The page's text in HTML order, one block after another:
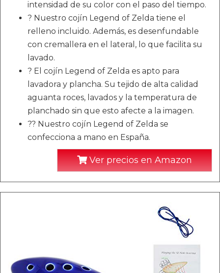
intensidad de su color con el paso del tiempo.
? Nuestro cojín Legend of Zelda tiene el
relleno incluido. Además, es desenfundable
con cremallera en el lateral, lo que facilita su
lavado.
? El cojín Legend of Zelda es apto para
lavadora y plancha. Su tejido de alta calidad
aguanta roces, lavados y la temperatura de
planchado sin que esto afecte a la imagen.
?? Nuestro cojín Legend of Zelda se
confecciona a mano en España.
Ver precios en Amazon